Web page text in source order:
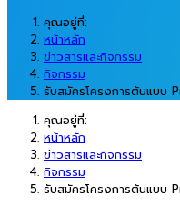
คุณอยู่ที่:
หน้าหลัก
ข่าวสารและกิจกรรม
กิจกรรม
รับสมัครโครงการต้นแบบ
คุณอยู่ที่:
หน้าหลัก
ข่าวสารและกิจกรรม
กิจกรรม
รับสมัครโครงการต้นแบบ